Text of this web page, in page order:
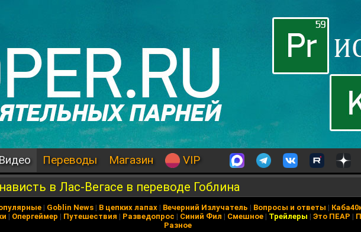
Видео Переводы Магазин VIP
в Лас-Вегасе в переводе Гоблина
| Goblin News | В цепких лапах | Вечерний Излучатель | Вопросы и ответы |
| Опергеймер | Путешествия | Разведопрос | Синий Фил | Смешное | Трейлеры | Это ПЕАР |
Разное